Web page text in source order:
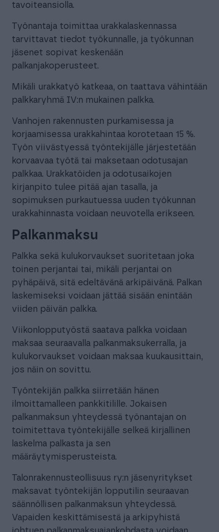
tavoiteansiolla.
Työnantaja toimittaa urakkalaskennassa
tarvittavat tiedot työkunnalle, ja työkunnan
jäsenet sopivat keskenään
palkanjakoperusteet.
Mikäli urakkatyö katkeaa, on taattava vähintään
palkkaryhmä IV:n mukainen palkka.
Vanhojen rakennusten purkamisessa ja
korjaamisessa urakkahintaa korotetaan 15 %.
Työn viivästyessä työntekijälle järjestetään
korvaavaa työtä tai maksetaan odotusajan
palkkaa. Urakkatöiden ja odotusaikojen
kirjanpito tulee pitää ajan tasalla, ja
sopimuksen purkautuessa uuden työkunnan
urakkahinnasta voidaan neuvotella erikseen.
Palkanmaksu
Palkka sekä kulukorvaukset suoritetaan joka
toinen perjantai tai, mikäli perjantai on
pyhäpäivä, sitä edeltävänä arkipäivänä. Palkan
laskemiseksi voidaan jättää sisään enintään
viiden päivän palkka.
Viikonlopputyöstä saatava palkka voidaan
maksaa seuraavalla palkanmaksukerralla, ja
kulukorvaukset voidaan maksaa kuukausittain,
jos näin on sovittu.
Työntekijän palkka siirretään hänen
ilmoittamalleen pankkitilille. Jokaisen
palkanmaksun yhteydessä työnantajan on
toimitettava työntekijälle selkeä kirjallinen
laskelma palkasta ja sen
määräytymisperusteista.
Talonrakennusteollisuus ry:n jäsenyritykset
maksavat työntekijän lopputilin seuraavan
säännöllisen palkanmaksun yhteydessä.
Vapaiden keskittämisestä ja arkipyhistä